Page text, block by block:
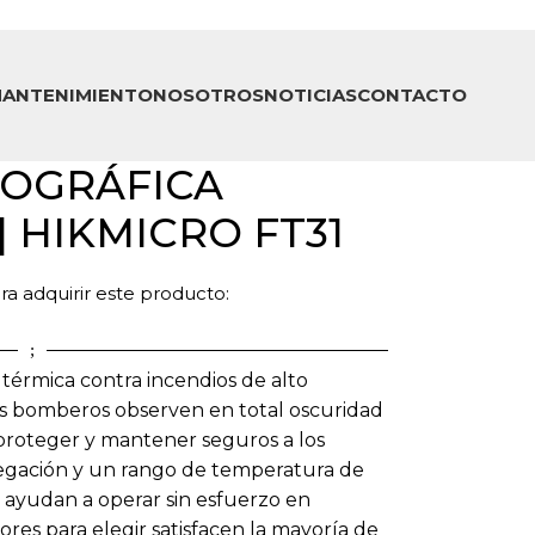
NOSOTROSNOTICIASCONTACTO
FT31
adquirir este producto:
térmica contra incendios de alto
bomberos observen en total oscuridad
y mantener seguros a los
y un rango de temperatura de
ayudan a operar sin esfuerzo en
para elegir satisfacen la mayoría de